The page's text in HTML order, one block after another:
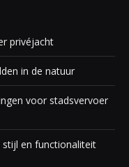
privéjacht
in de natuur
voor stadsvervoer
stijl en functionaliteit